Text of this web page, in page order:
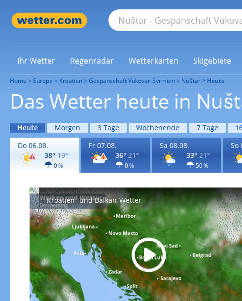
Ihr Wetter Regenradar Wetterkarten Skigebiete
Home Europa Kroatien Gespanschaft Vukovar-Syrmien Nuštar Heute
Das Wetter heute in
Heute Morgen 3 Tage Wochenende 7 Tage
Do 06.08.
38° 19°
0 %
Fr 07.08.
36° 21°
0 %
Sa 08.08.
33° 21°
50 %
So
Kroatien- und Balkan-Wetter